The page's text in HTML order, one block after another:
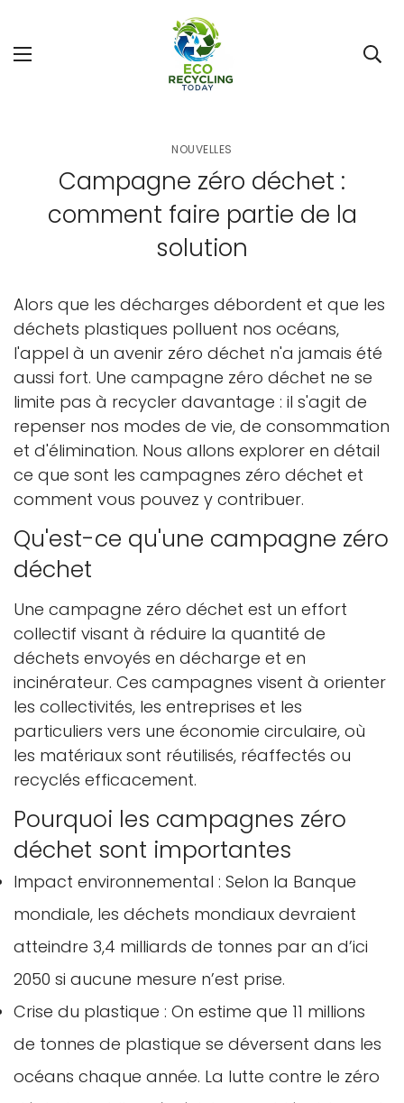
NOUVELLES
Campagne zéro déchet :
comment faire partie de la
solution
Alors que les décharges débordent et que les
déchets plastiques polluent nos océans,
l'appel à un avenir zéro déchet n'a jamais été
aussi fort. Une campagne zéro déchet ne se
limite pas à recycler davantage : il s'agit de
repenser nos modes de vie, de consommation
et d'élimination. Nous allons explorer en détail
ce que sont les campagnes zéro déchet et
comment vous pouvez y contribuer.
Qu'est-ce qu'une campagne zéro
déchet
Une campagne zéro déchet est un effort
collectif visant à réduire la quantité de
déchets envoyés en décharge et en
incinérateur. Ces campagnes visent à orienter
les collectivités, les entreprises et les
particuliers vers une économie circulaire, où
les matériaux sont réutilisés, réaffectés ou
recyclés efficacement.
Pourquoi les campagnes zéro
déchet sont importantes
Impact environnemental : Selon la Banque
mondiale, les déchets mondiaux devraient
atteindre 3,4 milliards de tonnes par an d’ici
2050 si aucune mesure n’est prise.
Crise du plastique : On estime que 11 millions
de tonnes de plastique se déversent dans les
océans chaque année. La lutte contre le zéro